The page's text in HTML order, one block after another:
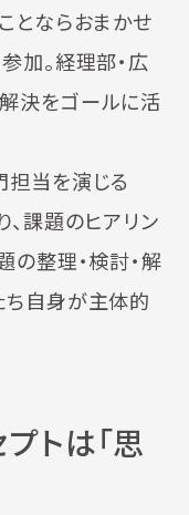
とならおまかせ
加。経理部・広
決をゴールに活
担当を演じる
課題のヒアリン
の整理・検討・解
ち自身が主体的
トは「思